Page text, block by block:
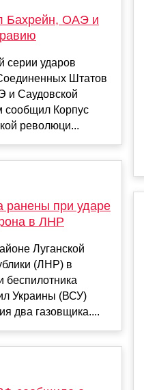
Бахрейн, ОАЭ и
серии ударов
Штатов
и Саудовской
сообщил Корпус
революци...
ранены при ударе
в ЛНР
Луганской
(ЛНР) в
беспилотника
Украины (ВСУ)
два газовщика....